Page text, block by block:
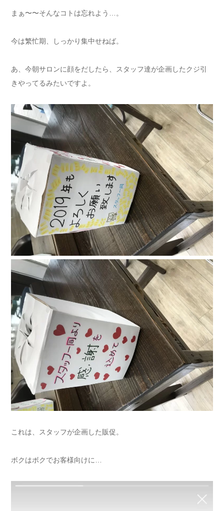
まぁ〜〜そんなコトは忘れよう…。
今は繁忙期、しっかり集中せねば。
あ、今朝サロンに顔をだしたら、スタッフ達が企画したクジ引
きやってるみたいですよ。
これは、スタッフが企画した販促。
ボクはボクでお客様向けに…